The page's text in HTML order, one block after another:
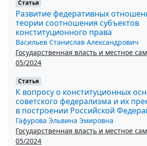
Статья
Развитие федеративных
теории соотношения субъектов
конституционного права
Васильев Станислав Александрович
Государственная власть и местное
05/2024
Статья
К вопросу о конституционных
советского федерализма и их
в построении Российской
Гафурова Эльвина Эмировна
Государственная власть и местное
05/2024